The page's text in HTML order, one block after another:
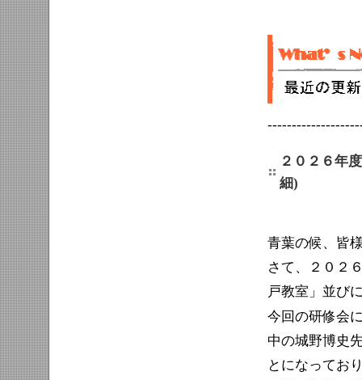
２０２６年
細)
青葉の候、皆
さて、２０２
戸教室」並び
今回の研修会
中の城野博史
とになってお